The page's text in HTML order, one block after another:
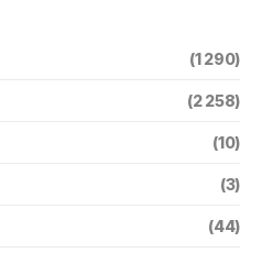
(1 290)
(2 258)
(10)
(3)
(44)